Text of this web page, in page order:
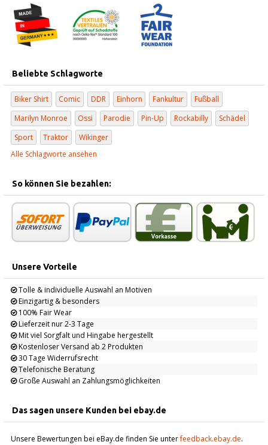
Beliebte Schlagworte
Biker Shirt Comic DDR Einhorn Fankultur
Fußball
Marilyn Monroe
Ossi Parodie Pin-Up Rockabilly
Schädel
Sport
Traktor
Wikinger
Alle Schlagworte ansehen
So können Sie bezahlen:
Unsere Vorteile
Tolle & individuelle Auswahl an Motiven
Einzigartig & besonders
100% Fair Wear
Lieferzeit nur 2-3 Tage
Mit viel Sorgfalt und Hingabe hergestellt
Kostenloser Versand ab 2 Produkten
30 Tage Widerrufsrecht
Telefonische Beratung
Große Auswahl an Zahlungsmöglichkeiten
Das sagen unsere Kunden bei ebay.de
Unsere Bewertungen bei eBay.de finden Sie unterfeedback.ebay.de.